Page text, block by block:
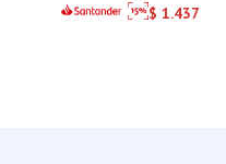
$ 1.437